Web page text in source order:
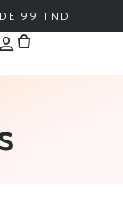
99 TND